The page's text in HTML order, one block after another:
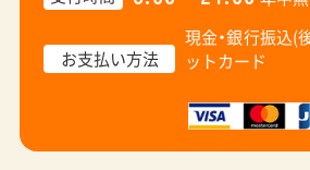
お支払い方法
現金・銀行振込(
ットカード